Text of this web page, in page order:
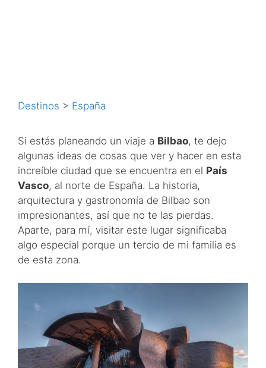
Destinos > España
Si estás planeando un viaje a Bilbao, te dejo
algunas ideas de cosas que ver y hacer en esta
increíble ciudad que se encuentra en el País
Vasco, al norte de España. La historia,
arquitectura y gastronomía de Bilbao son
impresionantes, así que no te las pierdas.
Aparte, para mí, visitar este lugar significaba
algo especial porque un tercio de mi familia es
de esta zona.